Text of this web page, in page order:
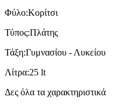
Φύλο:Κορίτσι
Τύπος:Πλάτης
Τάξη:Γυμνασίου - Λυκείου
Λίτρα:25 lt
Δες όλα τα χαρακτηριστικά